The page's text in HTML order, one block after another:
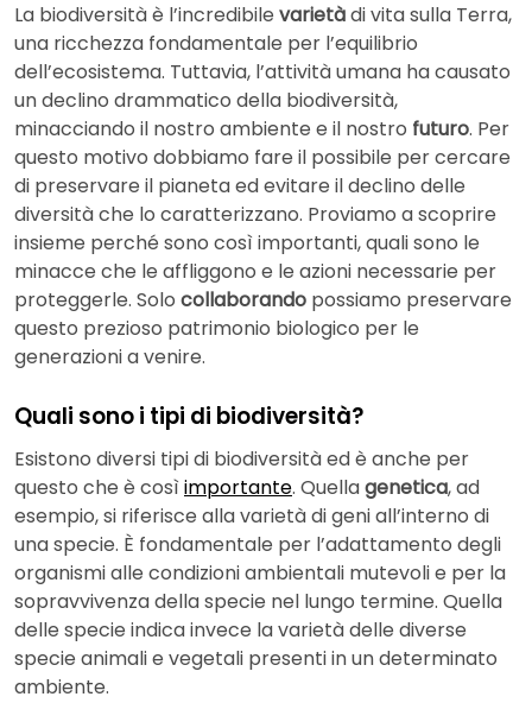
La biodiversità è l’incredibile varietàdi vita sulla Terra,
una ricchezza fondamentale per l’equilibrio
dell’ecosistema. Tuttavia, l’attività umana ha causato
un declino drammatico della biodiversità,
minacciando il nostro ambiente e il nostro futuro. Per
questo motivo dobbiamo fare il possibile per cercare
di preservare il pianeta ed evitare il declino delle
diversità che lo caratterizzano. Proviamo a scoprire
insieme perché sono così importanti, quali sono le
minacce che le affliggono e le azioni necessarie per
proteggerle. Solo collaborando possiamo preservare
questo prezioso patrimonio biologico per le
generazioni a venire.
Quali sono i tipi di biodiversità?
Esistono diversi tipi di biodiversità ed è anche per
questo che è cosìimportante. Quellagenetica, ad
esempio, si riferisce alla varietà di geni all’interno di
una specie. È fondamentale per l’adattamento degli
organismi alle condizioni ambientali mutevoli e per la
sopravvivenza della specie nel lungo termine. Quella
delle specie indica invece la varietà delle diverse
specie animali e vegetali presenti in un determinato
ambiente.